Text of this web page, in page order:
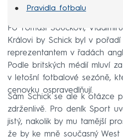
Pravidla fotbalu
Po Tomáši Součkovi,
Královi by Schick byl v
reprezentantem v řadách
Podle britských médií mluví
v letošní fotbalové sezóně,
cenovku ospravedlňují.
Sám Schick se ale k otázce
zdrženlivě. Pro deník Sport
jistý, nakolik by mu tamější
že by ke mně současný